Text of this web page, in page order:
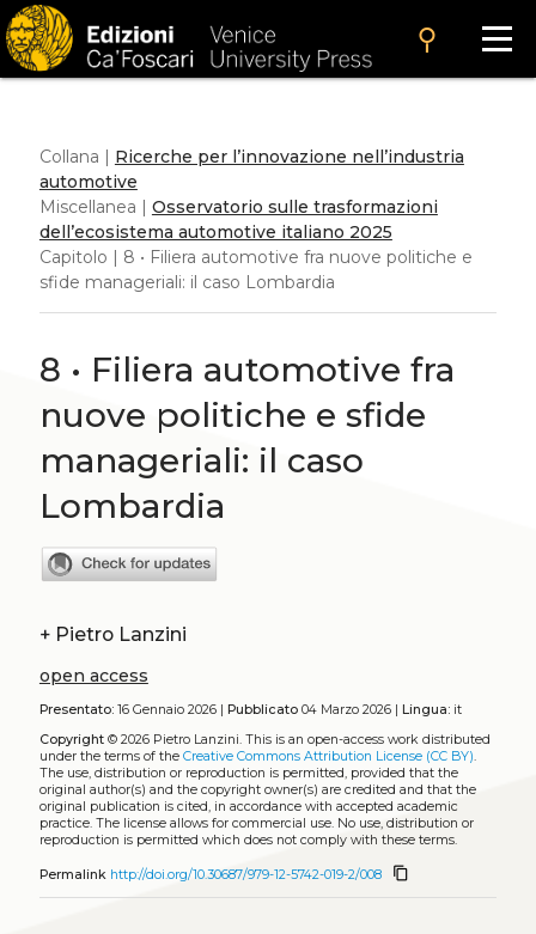
search
Collana | Ricerche per l’innovazione nell’industria
automotive
Miscellanea | Osservatorio sulle trasformazioni
dell’ecosistema automotive italiano 2025
Capitolo | 8 • Filiera automotive fra nuove politiche e
sfide manageriali: il caso Lombardia
8 • Filiera automotive fra
nuove politiche e sfide
manageriali: il caso
Lombardia
+ Pietro Lanzini
open access
Presentato:16 Gennaio 2026 | Pubblicato04 Marzo 2026 | Lingua:it
Copyright© 2026 Pietro Lanzini. This is an open-access work distributed
under the terms of the Creative Commons Attribution License (CC BY)
The use, distribution or reproduction is permitted, provided that the
original author(s) and the copyright owner(s) are credited and that the
original publication is cited, in accordance with accepted academic
practice. The license allows for commercial use. No use, distribution or
reproduction is permitted which does not comply with these terms.
Permalink http://doi.org/10.30687/979-12-5742-019-2/008 content_copy